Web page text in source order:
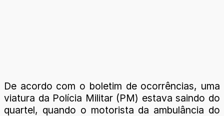
De acordo com o boletim de ocorrências, uma
viatura da Polícia Militar (PM) estava saindo do
quartel, quando o motorista da ambulância do